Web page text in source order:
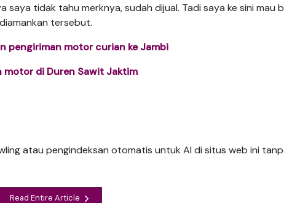
saya tidak tahu merknya, sudah dijual. Tadi saya ke sini mau
tersebut.
pengiriman motor curian ke Jambi
motor di Duren Sawit Jaktim
atau pengindeksan otomatis untuk AI di situs web ini
Read Entire Article